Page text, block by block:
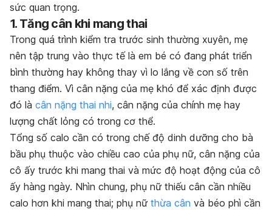
sức quan trọng.
1. Tăng cân khi mang thai
Trong quá trình kiểm tra trước sinh thường xuyên, mẹ
nên tập trung vào thực tế là em bé có đang phát triển
bình thường hay không thay vì lo lắng về con số trên
thang điểm. Vì cân nặng của mẹ khó để xác định được
đó là cân nặng thai nhi, cân nặng của chính mẹ hay
lượng chất lỏng có trong cơ thể.
Tổng số calo cần có trong chế độ dinh dưỡng cho bà
bầu phụ thuộc vào chiều cao của phụ nữ, cân nặng của
cô ấy trước khi mang thai và mức độ hoạt động của cô
ấy hàng ngày. Nhìn chung, phụ nữ thiếu cân cần nhiều
calo hơn khi mang thai; phụ nữ thừa cân và béo phì cần